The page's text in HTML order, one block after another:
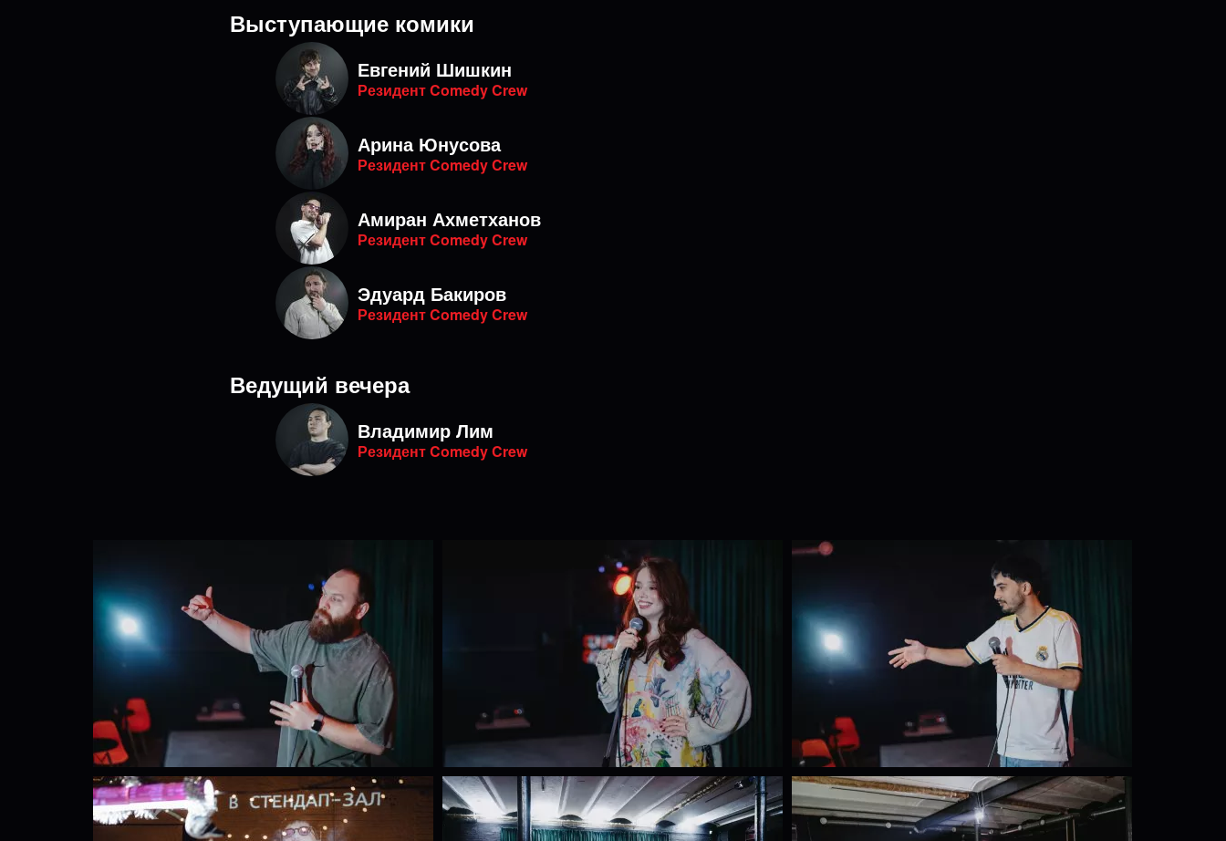
Выступающие комики
Евгений Шишкин
Резидент Comedy Crew
Арина Юнусова
Резидент Comedy Crew
Амиран Ахметханов
Резидент Comedy Crew
Эдуард Бакиров
Резидент Comedy Crew
Ведущий вечера
Владимир Лим
Резидент Comedy Crew